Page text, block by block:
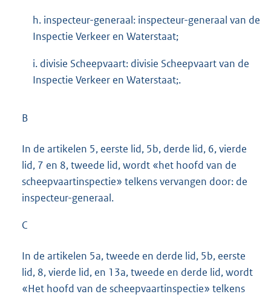
h. inspecteur-generaal: inspecteur-generaal van de
Inspectie Verkeer en Waterstaat;
i. divisie Scheepvaart: divisie Scheepvaart van de
Inspectie Verkeer en Waterstaat;.
B
In de artikelen 5, eerste lid, 5b, derde lid, 6, vierde
lid, 7 en 8, tweede lid, wordt «het hoofd van de
scheepvaartinspectie» telkens vervangen door: de
inspecteur-generaal.
C
In de artikelen 5a, tweede en derde lid, 5b, eerste
lid, 8, vierde lid, en 13a, tweede en derde lid, wordt
«Het hoofd van de scheepvaartinspectie» telkens